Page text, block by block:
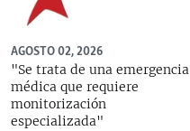
AGOSTO 02, 2026
"Se trata de una emergencia
médica que requiere
monitorización
especializada"